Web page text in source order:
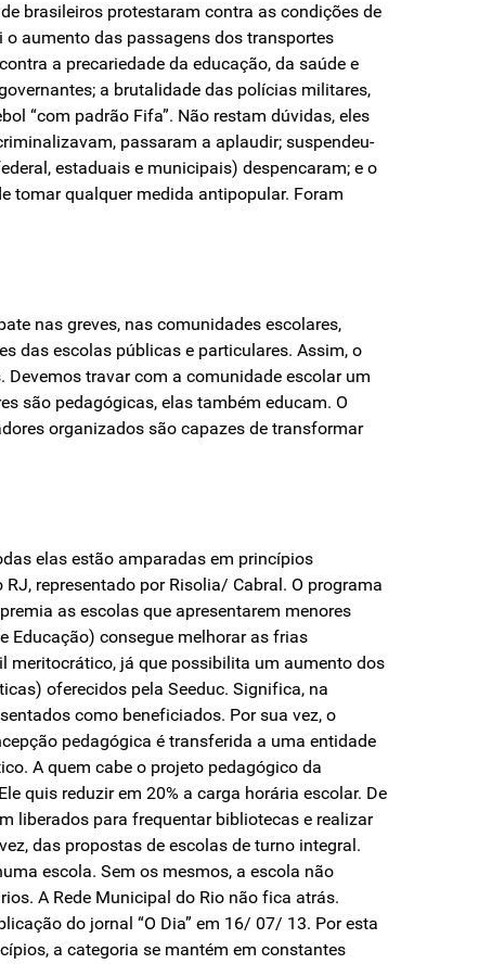
brasileiros protestaram contra as condições de
aumento das passagens dos transportes
a precariedade da educação, da saúde e
a brutalidade das polícias militares,
“com padrão Fifa”. Não restam dúvidas, eles
passaram a aplaudir; suspendeu-
estaduais e municipais) despencaram; e o
tomar qualquer medida antipopular. Foram
nas greves, nas comunidades escolares,
das escolas públicas e particulares. Assim, o
travar com a comunidade escolar um
são pedagógicas, elas também educam. O
organizados são capazes de transformar
elas estão amparadas em princípios
representado por Risolia/ Cabral. O programa
as escolas que apresentarem menores
Educação) consegue melhorar as frias
meritocrático, já que possibilita um aumento dos
oferecidos pela Seeduc. Significa, na
como beneficiados. Por sua vez, o
pedagógica é transferida a uma entidade
A quem cabe o projeto pedagógico da
quis reduzir em 20% a carga horária escolar. De
liberados para frequentar bibliotecas e realizar
das propostas de escolas de turno integral.
escola. Sem os mesmos, a escola não
A Rede Municipal do Rio não fica atrás.
do jornal “O Dia” em 16/ 07/ 13. Por esta
a categoria se mantém em constantes